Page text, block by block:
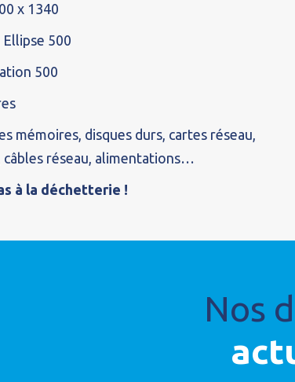
x 1340
Ellipse 500
500
mémoires, disques durs, cartes réseau,
câbles réseau, alimentations…
à la déchetterie !
Nos